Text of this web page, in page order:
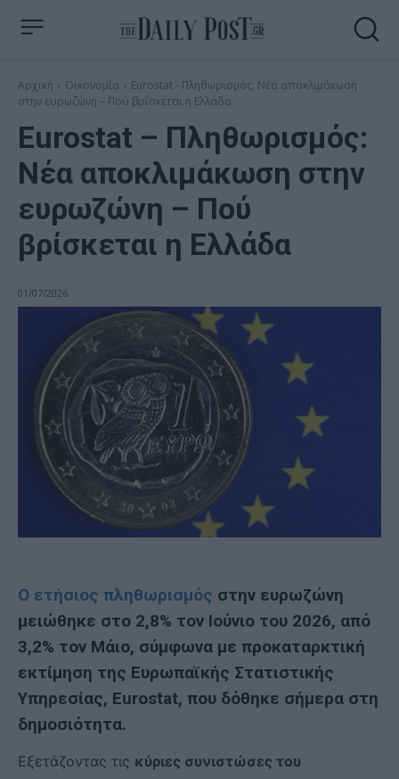
Αρχική Οικονομία
Eurostat - Πληθωρισμός: Νέα αποκλιμάκωση
στην ευρωζώνη – Πού βρίσκεται η Ελλάδα
Eurostat – Πληθωρισμός:
Νέα αποκλιμάκωση στην
ευρωζώνη – Πού
βρίσκεται η Ελλάδα
01/07/2026
Ο ετήσιος πληθωρισμός στην ευρωζώνη
μειώθηκε στο 2,8% τον Ιούνιο του 2026, από
3,2% τον Μάιο, σύμφωνα με προκαταρκτική
εκτίμηση της Ευρωπαϊκής Στατιστικής
Υπηρεσίας, Eurostat, που δόθηκε σήμερα στη
δημοσιότητα.
Εξετάζοντας τις κύριες συνιστώσες του